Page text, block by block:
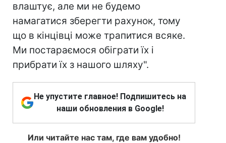
влаштує, але ми не будемо
намагатися зберегти рахунок, тому
що в кінцівці може трапитися всяке.
Ми постараємося обіграти їх і
прибрати їх з нашого шляху".
Не упустите главное! Подпишитесь на
наши обновления в Google!
Или читайте нас там, где вам удобно!